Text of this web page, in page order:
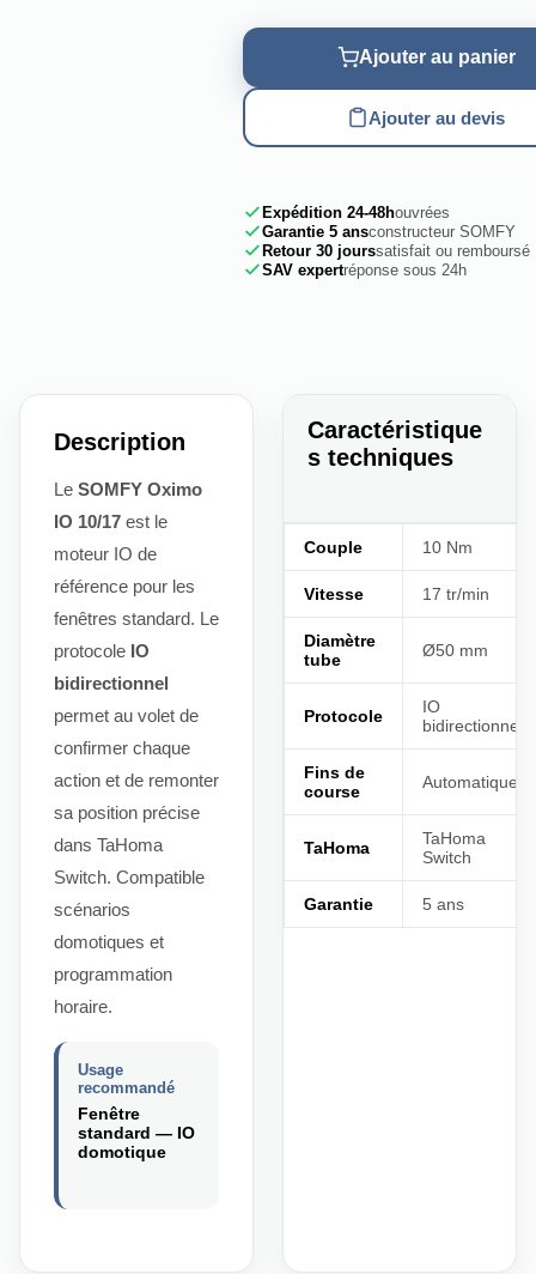
Ajouter au panier
Ajouter au devis
Expédition 24-48houvrées
Garantie 5 ansconstructeur SOMFY
Retour 30 jourssatisfait ou remboursé
SAV expertréponse sous 24h
Description
Le SOMFY Oximo
IO 10/17 est le
moteur IO de
référence pour les
fenêtres standard. Le
protocole IO
bidirectionnel
permet au volet de
confirmer chaque
action et de remonter
sa position précise
dans TaHoma
Switch. Compatible
scénarios
domotiques et
programmation
horaire.
Usage
recommandé
Fenêtre
standard — IO
domotique
Caractéristique
s techniques
Couple 10 Nm
Vitesse 17 tr/min
Diamètre
tube
Ø50 mm
Protocole
IO
bidirectionnel
Fins de
course
Automatiques
TaHoma
TaHoma
Switch
Garantie 5 ans